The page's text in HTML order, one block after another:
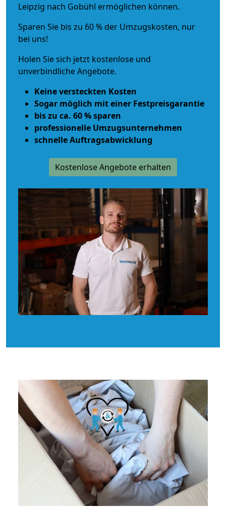
Leipzig nach Gobühl ermöglichen können.
Sparen Sie bis zu 60 % der Umzugskosten, nur
bei uns!
Holen Sie sich jetzt kostenlose und
unverbindliche Angebote.
Keine versteckten Kosten
Sogar möglich mit einer Festpreisgarantie
bis zu ca. 60 % sparen
professionelle Umzugsunternehmen
schnelle Auftragsabwicklung
Kostenlose Angebote erhalten